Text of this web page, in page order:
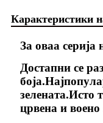
Карактеристики
За оваа серија
Достапни се
зелената.Исто
црвена и воено